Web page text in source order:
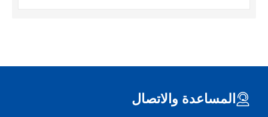
المساعدة والاتصال